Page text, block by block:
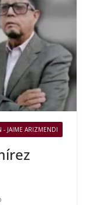
- JAIME ARIZMENDI